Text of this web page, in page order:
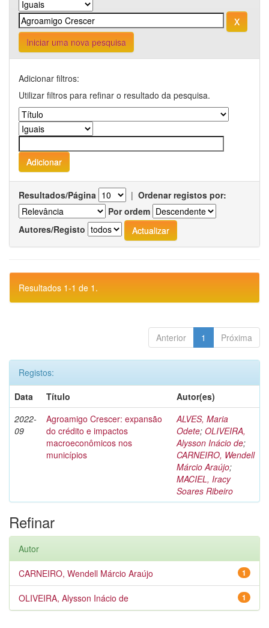
Iniciar uma nova pesquisa
Adicionar filtros:
Utilizar filtros para refinar o resultado da pesquisa.
Resultados/Página | Ordenar registos por:
Por ordem
Autores/Registo
Resultados 1-1 de 1.
Anterior 1 Próxima
Registos:
Data
Título
Autor(es)
2022-
09
Agroamigo Crescer: expansão
do crédito e impactos
macroeconômicos nos
municípios
ALVES, Maria
Odete; OLIVEIRA,
Alysson Inácio de;
CARNEIRO, Wendell
Márcio Araújo;
MACIEL, Iracy
Soares Ribeiro
Refinar
Autor
1
CARNEIRO, Wendell Márcio Araújo
1
OLIVEIRA, Alysson Inácio de